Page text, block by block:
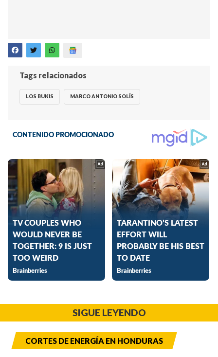
Tags relacionados
LOS BUKIS MARCO ANTONIO SOLÍS
SIGUE LEYENDO
CORTES DE ENERGÍA EN HONDURAS